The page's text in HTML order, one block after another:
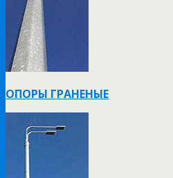
ОПОРЫ ГРАНЕНЫЕ